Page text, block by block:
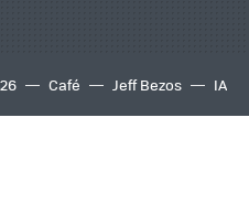
Café Jeff Bezos IA